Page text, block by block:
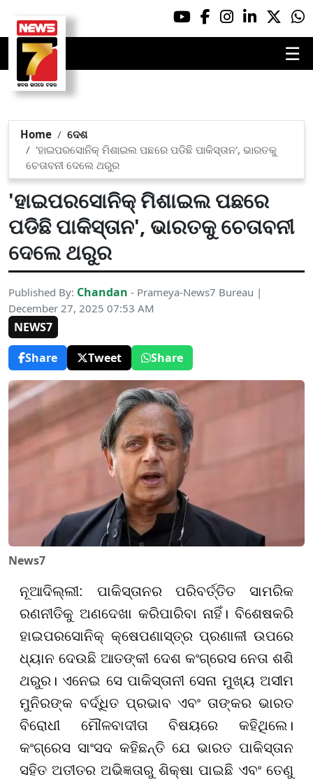
☰
Home
ଦେଶ
'ହାଇପରସୋନିକ୍ ମିଶାଇଲ ପଛରେ ପଡିଛି ପାକିସ୍ତାନ', ଭାରତକୁ
ଚେତାବନୀ ଦେଲେ ଥରୁର
'ହାଇପରସୋନିକ୍ ମିଶାଇଲ ପଛରେ
ପଡିଛି ପାକିସ୍ତାନ', ଭାରତକୁ ଚେତାବନୀ
ଦେଲେ ଥରୁର
Published By: Chandan - Prameya-News7 Bureau |
December 27, 2025 07:53 AM
NEWS7
Share
Tweet Share
News7
ନୂଆଦିଲ୍ଲୀ: ପାକିସ୍ତାନର ପରିବର୍ତ୍ତିତ ସାମରିକ
ରଣନୀତିକୁ ଅଣଦେଖା କରିପାରିବା ନାହିଁ। ବିଶେଷକରି
ହାଇପରସୋନିକ୍ କ୍ଷେପଣାସ୍ତ୍ର ପ୍ରଣାଳୀ ଉପରେ
ଧ୍ୟାନ ଦେଉଛି ଆତଙ୍କୀ ଦେଶ କଂଗ୍ରେସ ନେତା ଶଶି
ଥରୁର। ଏନେଇ ସେ ପାକିସ୍ତାନୀ ସେନା ମୁଖ୍ୟ ଅସୀମ
ମୁନିରଙ୍କ ବର୍ଦ୍ଧିତ ପ୍ରଭାବ ଏବଂ ତାଙ୍କର ଭାରତ
ବିରୋଧୀ ମୌଳବାଦୀତା ବିଷୟରେ କହିଥିଲେ।
କଂଗ୍ରେସ ସାଂସଦ କହିଛନ୍ତି ଯେ ଭାରତ ପାକିସ୍ତାନ
ସହିତ ଅତୀତର ଅଭିଜ୍ଞତାରୁ ଶିକ୍ଷା ପାଇଛି ଏବଂ ତେଣୁ